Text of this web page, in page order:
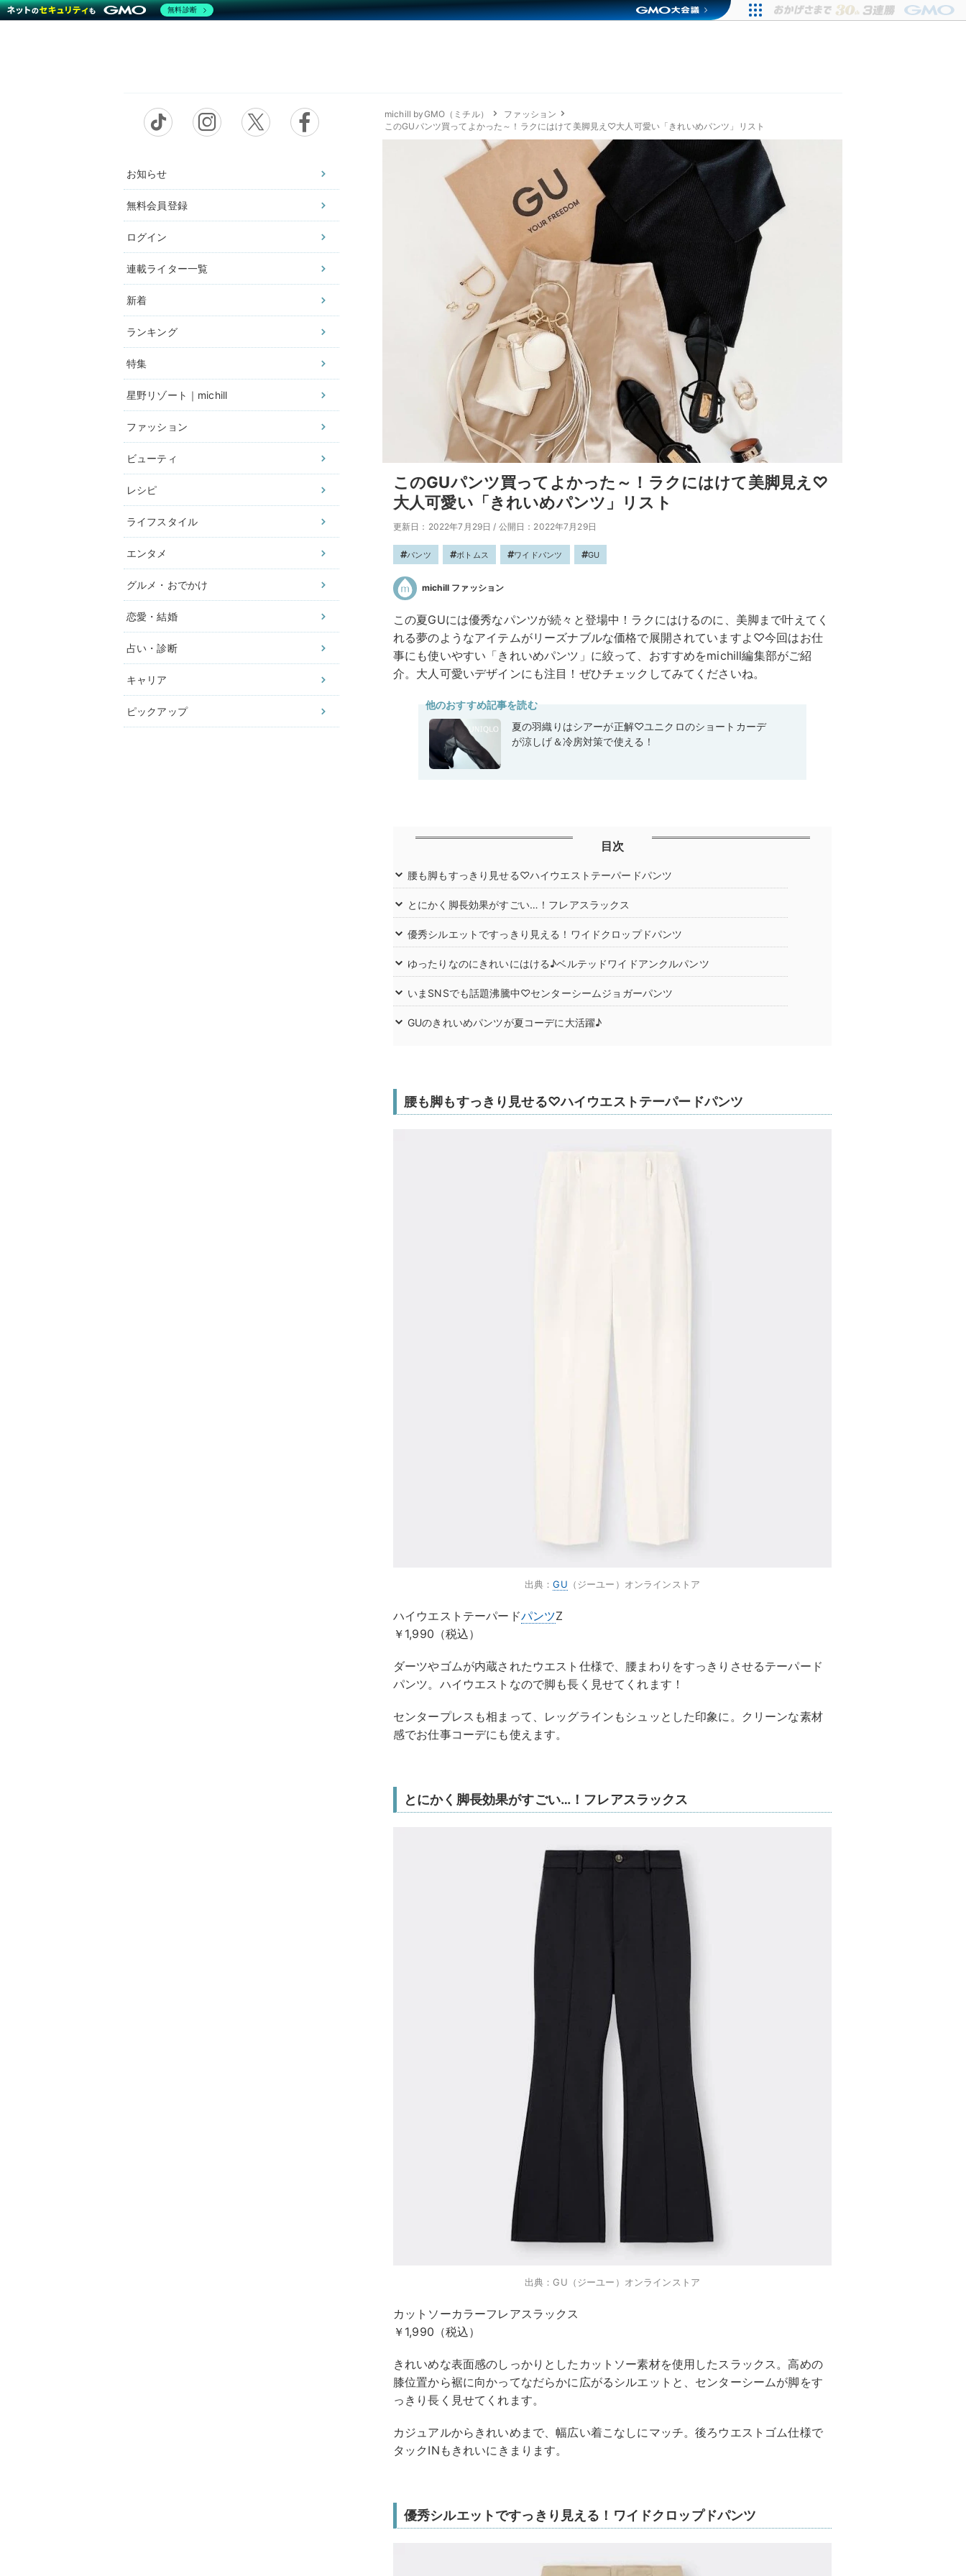
お知らせ
無料会員登録
ログイン
連載ライター一覧
新着
ランキング
特集
星野リゾート｜michill
ファッション
ビューティ
レシピ
ライフスタイル
エンタメ
グルメ・おでかけ
恋愛・結婚
占い・診断
キャリア
ピックアップ
michill byGMO（ミチル）
ファッション
このGUパンツ買ってよかった～！ラクにはけて美脚見え♡大人可愛い「きれいめパンツ」リスト
このGUパンツ買ってよかった～！ラクにはけて美脚見え♡
大人可愛い「きれいめパンツ」リスト
更新日：2022年7月29日 / 公開日：2022年7月29日
パンツ ボトムス ワイドパンツ GU
michill ファッション
この夏GUには優秀なパンツが続々と登場中！ラクにはけるのに、美脚まで叶えてく
れる夢のようなアイテムがリーズナブルな価格で展開されていますよ♡今回はお仕
事にも使いやすい「きれいめパンツ」に絞って、おすすめをmichill編集部がご紹
介。大人可愛いデザインにも注目！ぜひチェックしてみてくださいね。
他のおすすめ記事を読む
夏の羽織りはシアーが正解♡ユニクロのショートカーデ
が涼しげ＆冷房対策で使える！
目次
腰も脚もすっきり見せる♡ハイウエストテーパードパンツ
とにかく脚長効果がすごい…！フレアスラックス
優秀シルエットですっきり見える！ワイドクロップドパンツ
ゆったりなのにきれいにはける♪ベルテッドワイドアンクルパンツ
いまSNSでも話題沸騰中♡センターシームジョガーパンツ
GUのきれいめパンツが夏コーデに大活躍♪
腰も脚もすっきり見せる♡ハイウエストテーパードパンツ
出典：GU （ジーユー）オンラインストア
ハイウエストテーパードパンツZ
￥1,990（税込）
ダーツやゴムが内蔵されたウエスト仕様で、腰まわりをすっきりさせるテーパード
パンツ。ハイウエストなので脚も長く見せてくれます！
センタープレスも相まって、レッグラインもシュッとした印象に。クリーンな素材
感でお仕事コーデにも使えます。
とにかく脚長効果がすごい…！フレアスラックス
出典：GU（ジーユー）オンラインストア
カットソーカラーフレアスラックス
￥1,990（税込）
きれいめな表面感のしっかりとしたカットソー素材を使用したスラックス。高めの
膝位置から裾に向かってなだらかに広がるシルエットと、センターシームが脚をす
っきり長く見せてくれます。
カジュアルからきれいめまで、幅広い着こなしにマッチ。後ろウエストゴム仕様で
タックINもきれいにきまります。
優秀シルエットですっきり見える！ワイドクロップドパンツ
無料診断